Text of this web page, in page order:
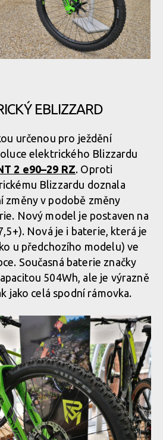
barvy a DVO odpružení
barvy a DVO odpružení
barvy a DVO odpružení
barvy a DVO odpružení
barvy a DVO odpružení
barvy a DVO odpružení
barvy a DVO odpružení
barvy a DVO odpružení
barvy a DVO odpružení
EBLIZZARD
určenou pro ježdění
elektrického Blizzardu
2 e90–29 RZ. Oproti
Blizzardu doznala
změny v podobě změny
Nový model je postaven na
Nová je i baterie, která je
u předchozího modelu) ve
Současná baterie značky
504Wh, ale je výrazně
jako celá spodní rámovka.